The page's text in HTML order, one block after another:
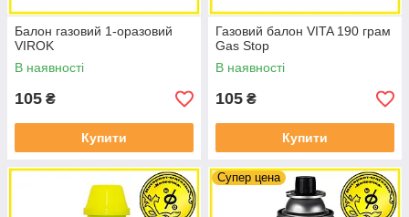
Балон газовий 1-оразовий
VIROK
В наявності
105 ₴
Купити
Газовий балон VITA 190 грам
Gas Stop
В наявності
105 ₴
Купити
Супер цена